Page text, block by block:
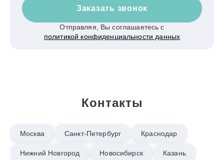
Заказать звонок
Отправляя, Вы соглашаетесь с
политикой конфиденциальности данных
Контакты
Москва Санкт-Петербург Краснодар
Нижний Новгород Новосибирск Казань